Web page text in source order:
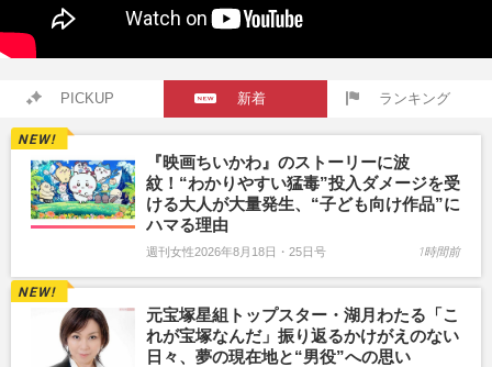
PICKUP 新着 ランキング
『映画ちいかわ』のストーリーに波
紋！“わかりやすい猛毒”投入ダメージを受
ける大人が大量発生、“子ども向け作品”に
ハマる理由
週刊女性2026年8月18日・25日号 1時間前
元宝塚星組トップスター・湖月わたる「こ
れが宝塚なんだ」振り返るかけがえのない
日々、夢の現在地と“男役”への思い